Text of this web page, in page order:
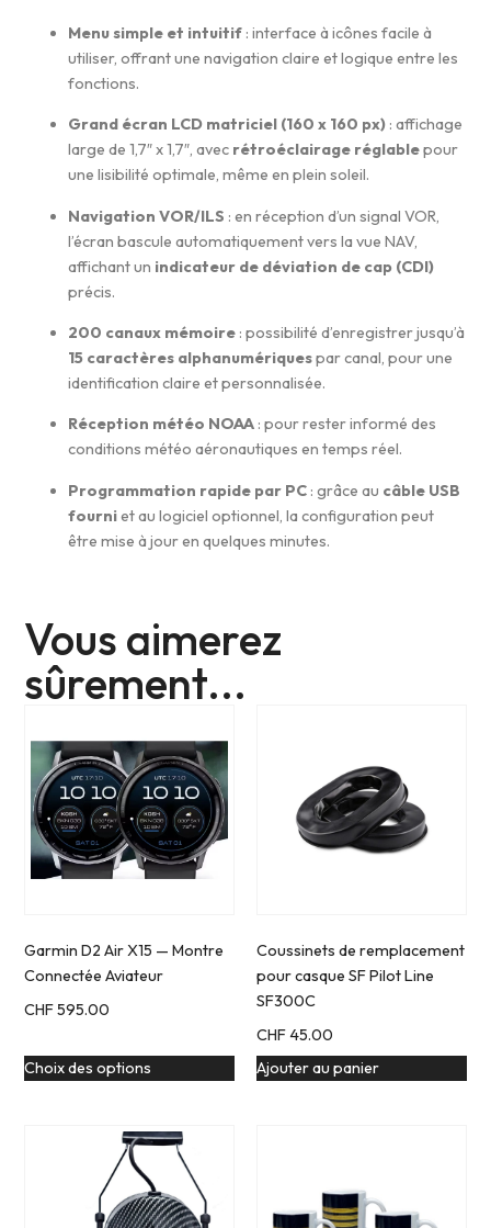
Menu simple et intuitif : interface à icônes facile à
utiliser, offrant une navigation claire et logique entre les
fonctions.
Grand écran LCD matriciel (160 x 160 px) : affichage
large de 1,7″ x 1,7″, avec rétroéclairage réglablepour
une lisibilité optimale, même en plein soleil.
Navigation VOR/ILS : en réception d’un signal VOR,
l’écran bascule automatiquement vers la vue NAV,
affichant un indicateur de déviation de cap (CDI)
précis.
200 canaux mémoire : possibilité d’enregistrer jusqu’à
15 caractères alphanumériquespar canal, pour une
identification claire et personnalisée.
Réception météo NOAA : pour rester informé des
conditions météo aéronautiques en temps réel.
Programmation rapide par PC : grâce au câble USB
fourniet au logiciel optionnel, la configuration peut
être mise à jour en quelques minutes.
Vous aimerez
sûrement...
Garmin D2 Air X15 — Montre
Connectée Aviateur
CHF595.00
Choix des options
Coussinets de remplacement
pour casque SF Pilot Line
SF300C
CHF45.00
Ajouter au panier